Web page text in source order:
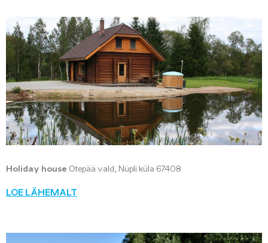
Holiday house Otepää vald, Nüpli küla 67408
LOE LÄHEMALT